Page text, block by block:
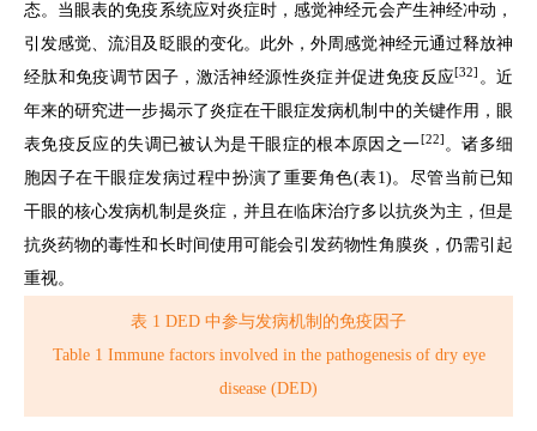
态。当眼表的免疫系统应对炎症时，感觉神经元会产生神经冲动，
引发感觉、流泪及眨眼的变化。此外，外周感觉神经元通过释放神
经肽和免疫调节因子，激活神经源性炎症并促进免疫反应[32] 。近
年来的研究进一步揭示了炎症在干眼症发病机制中的关键作用，眼
表免疫反应的失调已被认为是干眼症的根本原因之一[22] 。诸多细
胞因子在干眼症发病过程中扮演了重要角色(表1)。尽管当前已知
干眼的核心发病机制是炎症，并且在临床治疗多以抗炎为主，但是
抗炎药物的毒性和长时间使用可能会引发药物性角膜炎，仍需引起
重视。
表 1 DED 中参与发病机制的免疫因子
Table 1 Immune factors involved in the pathogenesis of dry eye
disease (DED)